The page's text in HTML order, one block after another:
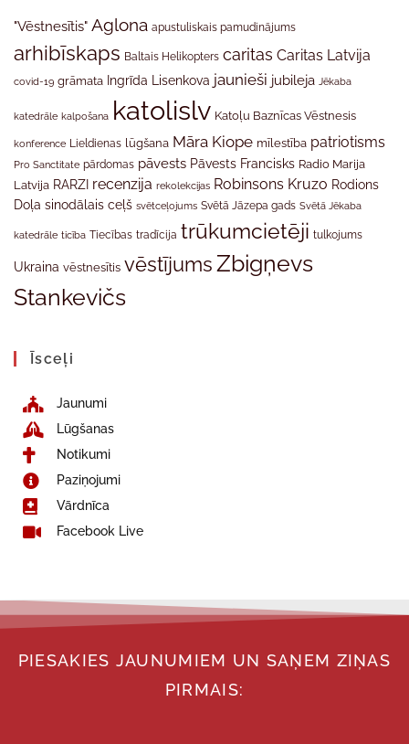
"Vēstnesītis" Aglona apustuliskais pamudinājums
arhibīskaps Baltais Helikopters caritas Caritas Latvija
covid-19 grāmata Ingrīda Lisenkova jaunieši jubileja Jēkaba
katedrāle kalpošana katolislv Katoļu Baznīcas Vēstnesis
konference Lieldienas lūgšana Māra Kiope mīlestība patriotisms
Pro Sanctitate pārdomas pāvests Pāvests Francisks Radio Marija
Latvija RARZI recenzija rekolekcijas Robinsons Kruzo Rodions
Doļa sinodālais ceļš svētceļojums Svētā Jāzepa gads Svētā Jēkaba
katedrāle ticība Tiecības tradīcija trūkumcietēji tulkojums
Ukraina vēstnesītis vēstījumsZbigņevs
Stankevičs
Īsceļi
Jaunumi
Lūgšanas
Notikumi
Paziņojumi
Vārdnīca
Facebook Live
PIESAKIES JAUNUMIEM UN SAŅEM ZIŅAS
PIRMAIS: